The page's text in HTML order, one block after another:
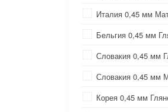
Италия 0,45 мм
Бельгия 0,45 мм
Словакия 0,45 мм
Словакия 0,45 мм
Корея 0,45 мм